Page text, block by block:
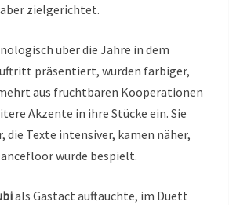
zielgerichtet.
über die Jahre in dem
präsentiert, wurden farbiger,
aus fruchtbaren Kooperationen
Akzente in ihre Stücke ein. Sie
die Texte intensiver, kamen näher,
wurde bespielt.
als Gastact auftauchte, im Duett